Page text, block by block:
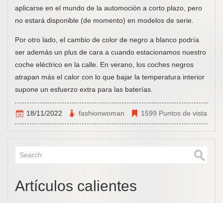
aplicarse en el mundo de la automoción a corto plazo, pero
no estará disponible (de momento) en modelos de serie.
Por otro lado, el cambio de color de negro a blanco podría
ser además un plus de cara a cuando estacionamos nuestro
coche eléctrico en la calle. En verano, los coches negros
atrapan más el calor con lo que bajar la temperatura interior
supone un esfuerzo extra para las baterías.
18/11/2022 fashionwoman 1599 Puntos de vista
Artículos calientes